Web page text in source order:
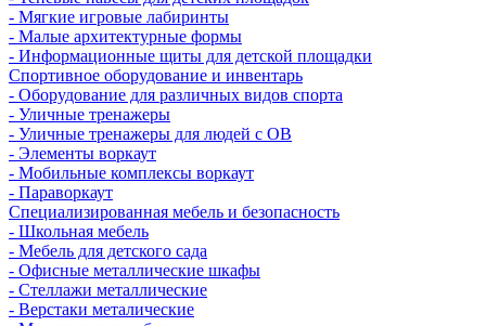
- Мягкие игровые лабиринты
- Малые архитектурные формы
- Информационные щиты для детской площадки
Спортивное оборудование и инвентарь
- Оборудование для различных видов спорта
- Уличные тренажеры
- Уличные тренажеры для людей с ОВ
- Элементы воркаут
- Мобильные комплексы воркаут
- Параворкаут
Cпециализированная мебель и безопасность
- Школьная мебель
- Мебель для детского сада
- Офисные металлические шкафы
- Стеллажи металлические
- Верстаки металические